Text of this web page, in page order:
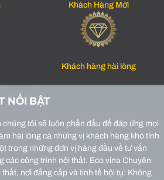
Khách Hàng Mới
Khách hàng hài lòng
NỔI BẬT
chúng tôi sẽ luôn phấn đấu để đáp ứng mọi
hài lòng cả những vị khách hàng khó tính
trong những đơn vị hàng đầu về tư vấn
các công trình nội thất. Eco vina Chuyên
nơi đẳng cấp và tinh tế hội tụ: Không